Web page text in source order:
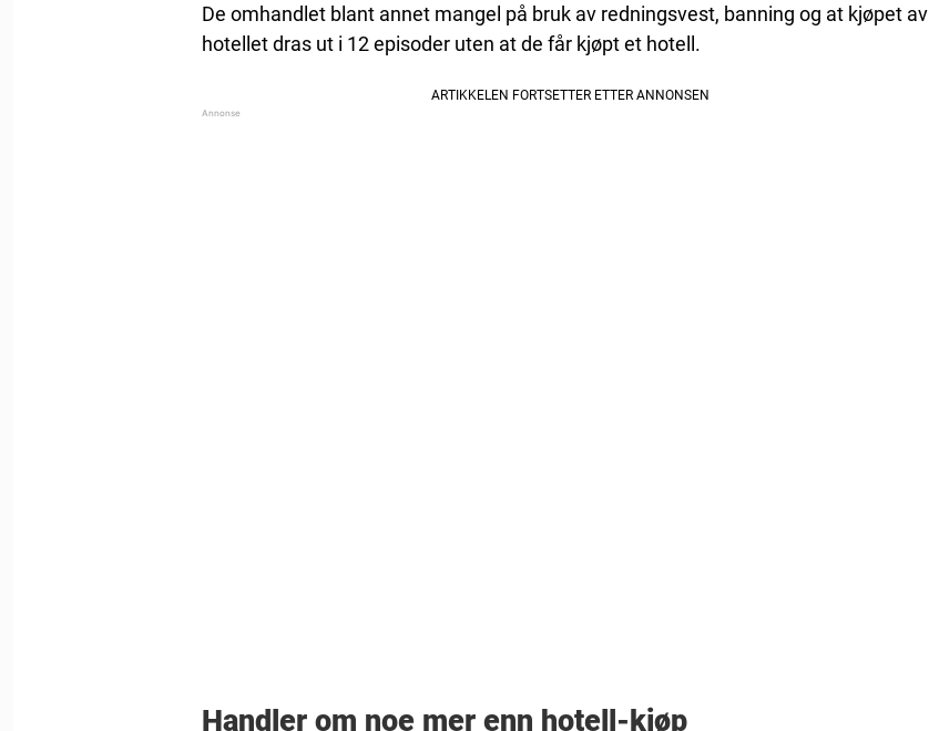
De omhandlet blant annet mangel på bruk av redningsvest, banning og at kjøpet av
hotellet dras ut i 12 episoder uten at de får kjøpt et hotell.
Handler om noe mer enn hotell-kjøp